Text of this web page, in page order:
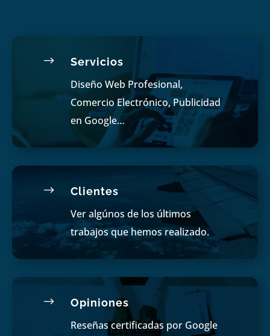
$ Servicios
Diseño Web Profesional,
Comercio Electrónico, Publicidad
en Google…
$ Clientes
Ver algúnos de los últimos
trabajos que hemos realizado.
$ Opiniones
Reseñas certificadas por Google